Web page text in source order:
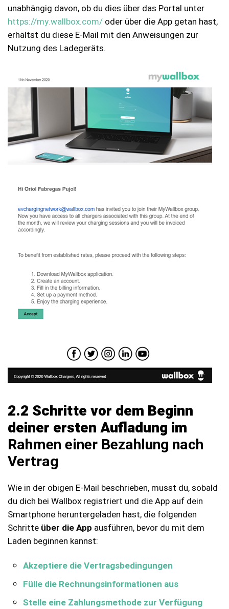
unabhängig davon, ob du dies über das Portal unter
https://my.wallbox.com/ oder über die App getan hast,
erhältst du diese E-Mail mit den Anweisungen zur
Nutzung des Ladegeräts.
2.2 Schritte vor dem Beginn
deiner ersten Aufladung im
Rahmen einer Bezahlung nach
Vertrag
Wie in der obigen E-Mail beschrieben, musst du, sobald
du dich bei Wallbox registriert und die App auf dein
Smartphone heruntergeladen hast, die folgenden
Schritte über die App ausführen, bevor du mit dem
Laden beginnen kannst:
Akzeptiere die Vertragsbedingungen
Fülle die Rechnungsinformationen aus
Stelle eine Zahlungsmethode zur Verfügung